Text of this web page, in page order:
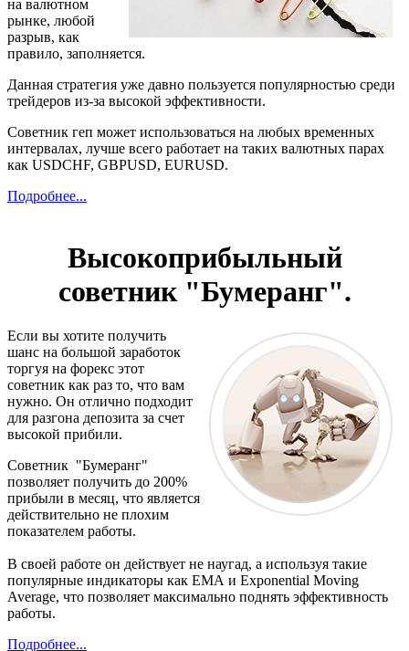
на валютном
рынке, любой
разрыв, как
правило, заполняется.
Данная стратегия уже давно пользуется популярностью среди
трейдеров из-за высокой эффективности.
Советник геп может использоваться на любых временных
интервалах, лучше всего работает на таких валютных парах
как USDCHF, GBPUSD, EURUSD.
Подробнее...
Высокоприбыльный
советник "Бумеранг".
Если вы хотите получить
шанс на большой заработок
торгуя на форекс этот
советник как раз то, что вам
нужно. Он отлично подходит
для разгона депозита за счет
высокой прибили.
Советник "Бумеранг"
позволяет получить до 200%
прибыли в месяц, что является
действительно не плохим
показателем работы.
В своей работе он действует не наугад, а используя такие
популярные индикаторы как ЕМА и Exponential Moving
Average, что позволяет максимально поднять эффективность
работы.
Подробнее...